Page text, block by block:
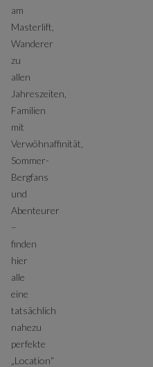
am
Masterlift,
Wanderer
zu
allen
Jahreszeiten,
Familien
mit
Verwöhnaffinität,
Sommer-
Bergfans
und
Abenteurer
–
finden
hier
alle
eine
tatsächlich
nahezu
perfekte
„Location“